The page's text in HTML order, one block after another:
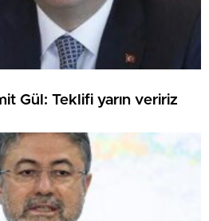
Gül: Teklifi yarın veririz